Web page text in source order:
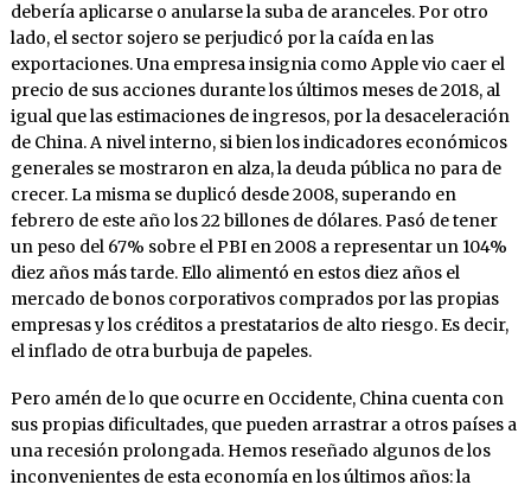
debería aplicarse o anularse la suba de aranceles. Por otro
lado, el sector sojero se perjudicó por la caída en las
exportaciones. Una empresa insignia como Apple vio caer el
precio de sus acciones durante los últimos meses de 2018, al
igual que las estimaciones de ingresos, por la desaceleración
de China. A nivel interno, si bien los indicadores económicos
generales se mostraron en alza, la deuda pública no para de
crecer. La misma se duplicó desde 2008, superando en
febrero de este año los 22 billones de dólares. Pasó de tener
un peso del 67% sobre el PBI en 2008 a representar un 104%
diez años más tarde. Ello alimentó en estos diez años el
mercado de bonos corporativos comprados por las propias
empresas y los créditos a prestatarios de alto riesgo. Es decir,
el inflado de otra burbuja de papeles.
Pero amén de lo que ocurre en Occidente, China cuenta con
sus propias dificultades, que pueden arrastrar a otros países a
una recesión prolongada. Hemos reseñado algunos de los
inconvenientes de esta economía en los últimos años: la